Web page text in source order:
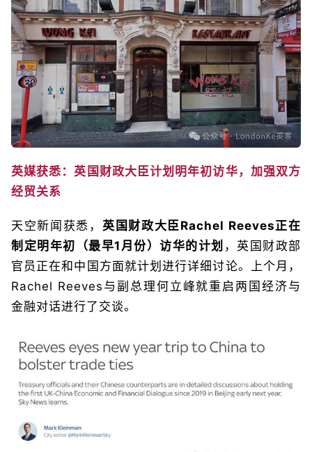
英媒获悉：英国财政大臣计划明年初访华，加强双方
经贸关系
天空新闻获悉， 英国财政大臣Rachel Reeves正在
制定明年初（最早1月份）访华的计划 ，英国财政部
官员正在和中国方面就计划进行详细讨论。上个月，
Rachel Reeves与副总理何立峰就重启两国经济与
金融对话进行了交谈。